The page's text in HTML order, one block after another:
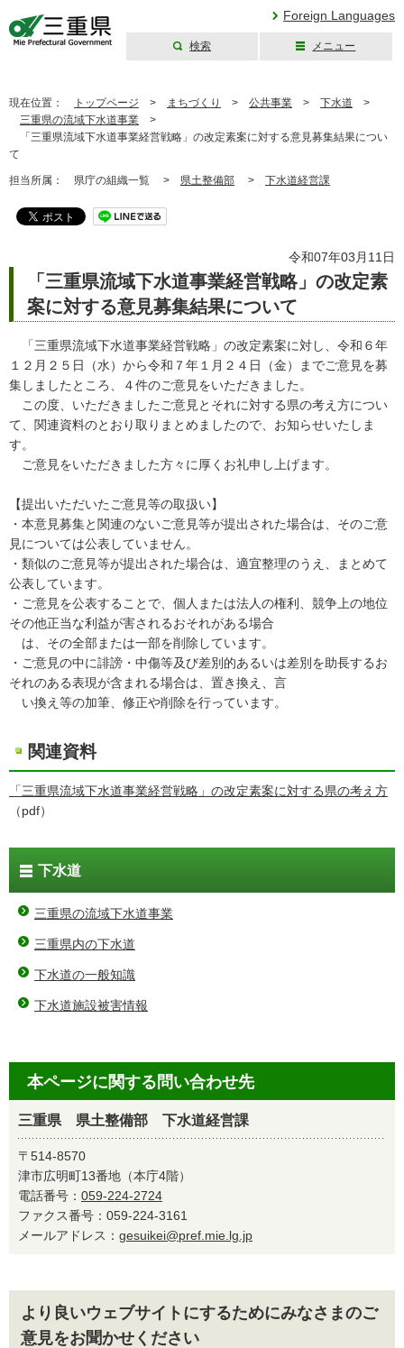
Foreign Languages
検索 メニュー
現在位置： トップページ > まちづくり > 公共事業 > 下水道 >
三重県の流域下水道事業 >
「三重県流域下水道事業経営戦略」の改定素案に対する意見募集結果につい
て
担当所属： 県庁の組織一覧 > 県土整備部 > 下水道経営課
令和07年03月11日
「三重県流域下水道事業経営戦略」の改定素
案に対する意見募集結果について
「三重県流域下水道事業経営戦略」の改定素案に対し、令和６年
１２月２５日（水）から令和７年１月２４日（金）までご意見を募
集しましたところ、４件のご意見をいただきました。
この度、いただきましたご意見とそれに対する県の考え方につい
て、関連資料のとおり取りまとめましたので、お知らせいたしま
す。
ご意見をいただきました方々に厚くお礼申し上げます。
【提出いただいたご意見等の取扱い】
・本意見募集と関連のないご意見等が提出された場合は、そのご意
見については公表していません。
・類似のご意見等が提出された場合は、適宜整理のうえ、まとめて
公表しています。
・ご意見を公表することで、個人または法人の権利、競争上の地位
その他正当な利益が害されるおそれがある場合
は、その全部または一部を削除しています。
・ご意見の中に誹謗・中傷等及び差別的あるいは差別を助長するお
それのある表現が含まれる場合は、置き換え、言
い換え等の加筆、修正や削除を行っています。
関連資料
「三重県流域下水道事業経営戦略」の改定素案に対する県の考え方
（pdf）
下水道
三重県の流域下水道事業
三重県内の下水道
下水道の一般知識
下水道施設被害情報
本ページに関する問い合わせ先
三重県 県土整備部 下水道経営課
〒514-8570
津市広明町13番地（本庁4階）
電話番号： 059-224-2724
ファクス番号：059-224-3161
メールアドレス： gesuikei@pref.mie.lg.jp
より良いウェブサイトにするためにみなさまのご
意見をお聞かせください